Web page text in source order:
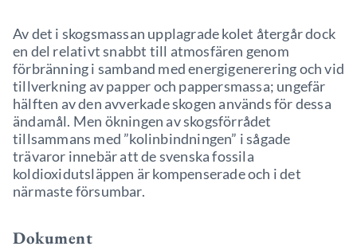
Av det i skogsmassan upplagrade kolet återgår dock
en del relativt snabbt till atmosfären genom
förbränning i samband med energigenerering och vid
tillverkning av papper och pappersmassa; ungefär
hälften av den avverkade skogen används för dessa
ändamål. Men ökningen av skogsförrådet
tillsammans med ”kolinbindningen” i sågade
trävaror innebär att de svenska fossila
koldioxidutsläppen är kompenserade och i det
närmaste försumbar.
Dokument